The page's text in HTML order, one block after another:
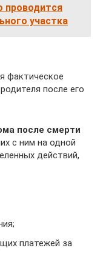
проводится
участка
фактическое
после его
после смерти
с ним на одной
действий,
платежей за